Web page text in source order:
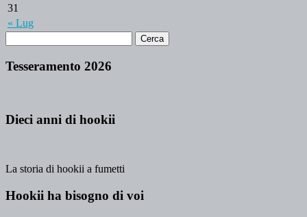
« Lug
31
Tesseramento 2026
Dieci anni di hookii
La storia di hookii a fumetti
Hookii ha bisogno di voi